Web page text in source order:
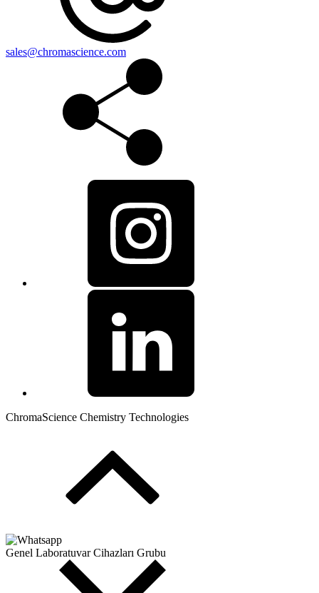
sales@chromascience.com
ChromaScience Chemistry Technologies
Genel Laboratuvar Cihazları Grubu